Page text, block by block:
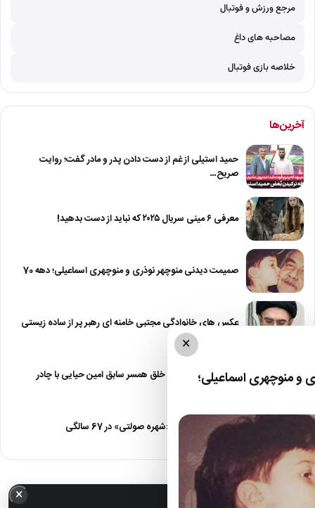
مرجع ورزش و فوتبال
مصاحبه های داغ
خلاصه بازی فوتبال
آخرین‌ها
حمید استیلی از غم از دست دادن پدر و مادر گفت؛ روایت
صریح…
معرفی ۶ مینی سریال ۲۰۲۵ که نباید از دست بدهید!
صمیمت دیدنی منوچهر نوذری و منوچهری اسماعیلی؛ دهه 70
عکس های خانوادگی مجتبی خامنه ای رهبر پر از ساده زیستی
عکس| نیلوفر خوش خلق همسر سابق امین حیایی با چادر
عکس| تغییر چهره «شهره صولتی» در 67 سالگی
×
منوچهری اسماعیلی؛
× خبر مهم